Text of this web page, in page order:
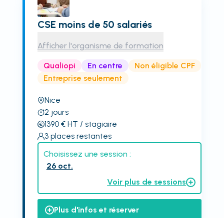
CSE moins de 50 salariés
Afficher l'organisme de formation
Qualiopi En centre
Non éligible CPF
Entreprise seulement
Nice
2 jours
1390€ HT / stagiaire
3 places restantes
Choisissez une session :
26 oct.
Voir plus de sessions
Plus d'infos et réserver